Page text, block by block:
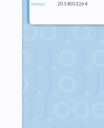
numac 2014003264